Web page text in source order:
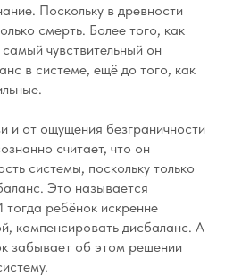
Поскольку в древности
смерть. Более того, как
чувствительный он
в системе, ещё до того, как
и от ощущения безграничности
считает, что он
системы, поскольку только
Это называется
ребёнок искренне
компенсировать дисбаланс. А
забывает об этом решении